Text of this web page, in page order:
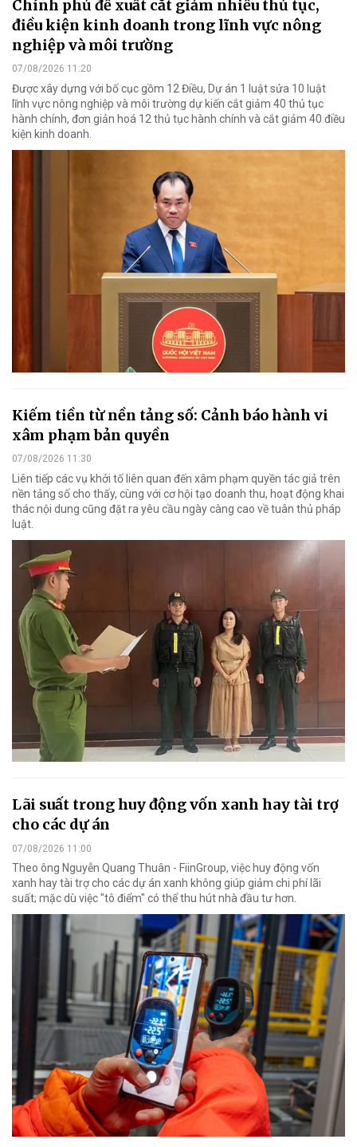
Chính phủ đề xuất cắt giảm nhiều thủ tục,
điều kiện kinh doanh trong lĩnh vực nông
nghiệp và môi trường
07/08/2026 11:20
Được xây dựng với bố cục gồm 12 Điều, Dự án 1 luật sửa 10 luật
lĩnh vực nông nghiệp và môi trường dự kiến cắt giảm 40 thủ tục
hành chính, đơn giản hoá 12 thủ tục hành chính và cắt giảm 40 điều
kiện kinh doanh.
Kiếm tiền từ nền tảng số: Cảnh báo hành vi
xâm phạm bản quyền
07/08/2026 11:30
Liên tiếp các vụ khởi tố liên quan đến xâm phạm quyền tác giả trên
nền tảng số cho thấy, cùng với cơ hội tạo doanh thu, hoạt động khai
thác nội dung cũng đặt ra yêu cầu ngày càng cao về tuân thủ pháp
luật.
Lãi suất trong huy động vốn xanh hay tài trợ
cho các dự án
07/08/2026 11:00
Theo ông Nguyễn Quang Thuân - FiinGroup, việc huy động vốn
xanh hay tài trợ cho các dự án xanh không giúp giảm chi phí lãi
suất; mặc dù việc "tô điểm" có thể thu hút nhà đầu tư hơn.